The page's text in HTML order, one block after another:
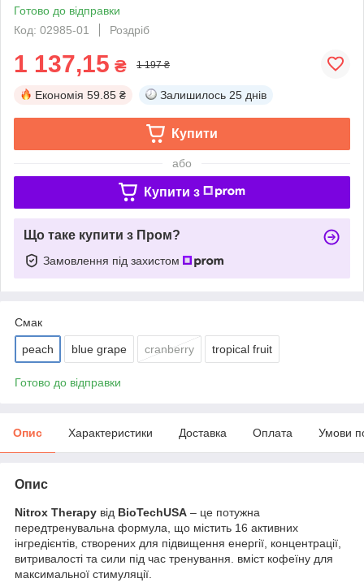
Готово до відправки
Код: 02985-01
Роздріб
1 137,15 ₴ 1 197 ₴
Економія 59.85 ₴ Залишилось 25 днів
Купити
або
Купити з
Що таке купити з Пром?
Замовлення під захистом
Смак
peach blue grape cranberry tropical fruit
Готово до відправки
Опис Характеристики Доставка Оплата Умови
Опис
Nitrox Therapy від BioTechUSA – це потужна
передтренувальна формула, що містить 16 активних
інгредієнтів, створених для підвищення енергії, концентрації,
витривалості та сили під час тренування. вміст кофеїну для
максимальної стимуляції.